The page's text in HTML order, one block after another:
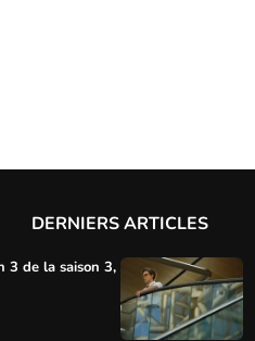
DERNIERS ARTICLES
3 de la saison 3,